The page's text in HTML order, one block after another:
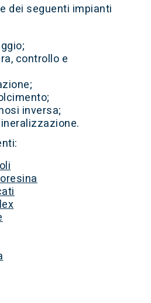
dei seguenti impianti
controllo e
inversa;